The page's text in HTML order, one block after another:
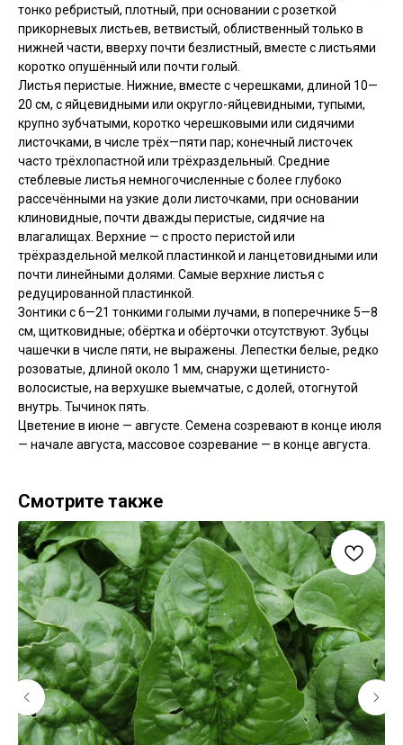
тонко ребристый, плотный, при основании с розеткой
прикорневых листьев, ветвистый, облиственный только в
нижней части, вверху почти безлистный, вместе с листьями
коротко опушённый или почти голый.
Листья перистые. Нижние, вместе с черешками, длиной 10—
20 см, с яйцевидными или округло-яйцевидными, тупыми,
крупно зубчатыми, коротко черешковыми или сидячими
листочками, в числе трёх—пяти пар; конечный листочек
часто трёхлопастной или трёхраздельный. Средние
стеблевые листья немногочисленные с более глубоко
рассечёнными на узкие доли листочками, при основании
клиновидные, почти дважды перистые, сидячие на
влагалищах. Верхние — с просто перистой или
трёхраздельной мелкой пластинкой и ланцетовидными или
почти линейными долями. Самые верхние листья с
редуцированной пластинкой.
Зонтики с 6—21 тонкими голыми лучами, в поперечнике 5—8
см, щитковидные; обёртка и обёрточки отсутствуют. Зубцы
чашечки в числе пяти, не выражены. Лепестки белые, редко
розоватые, длиной около 1 мм, снаружи щетинисто-
волосистые, на верхушке выемчатые, с долей, отогнутой
внутрь. Тычинок пять.
Цветение в июне — августе. Семена созревают в конце июля
— начале августа, массовое созревание — в конце августа.
Смотрите также